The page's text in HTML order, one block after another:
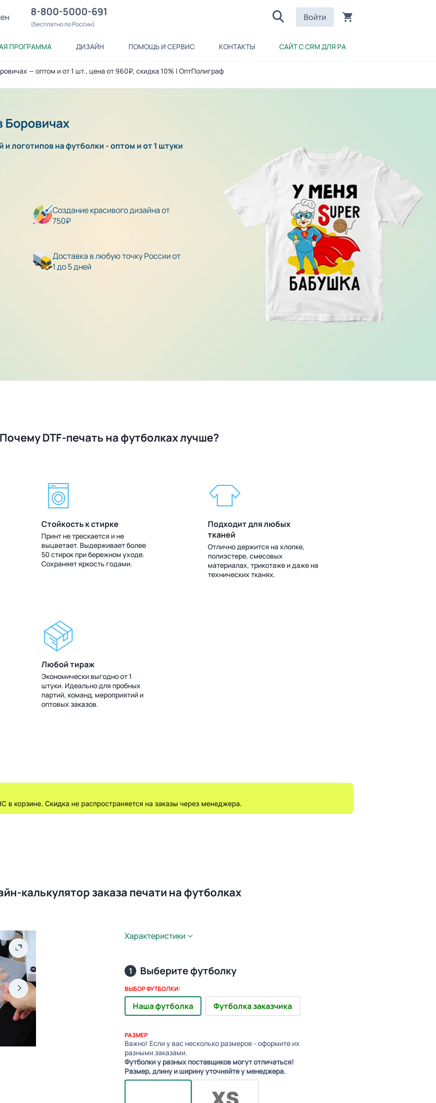
8-800-5000-691
(бесплатно по России)
Войти
ПРОГРАММА ДИЗАЙН ПОМОЩЬ И СЕРВИС КОНТАКТЫ САЙТ С CRM ДЛЯ РА
— оптом и от 1 шт., цена от 960₽, скидка 10% | ОптПолиграф
Боровичах
логотипов на футболки - оптом и от 1 штуки
Создание красивого дизайна от
750₽
Доставка в любую точку России от
1 до 5 дней
DTF-печать на футболках лучше?
Стойкость к стирке
Принт не трескается и не
выцветает. Выдерживает более
50 стирок при бережном уходе.
Сохраняет яркость годами.
Подходит для любых
тканей
Отлично держится на хлопке,
полиэстере, смесовых
материалах, трикотаже и даже на
технических тканях.
Любой тираж
Экономически выгодно от 1
штуки. Идеально для пробных
партий, команд, мероприятий и
оптовых заказов.
калькулятор заказа печати на футболках
Характеристики
1 Выберите футболку
ВЫБОР ФУТБОЛКИ:
Наша футболка Футболка заказчика
РАЗМЕР
Важно! Если у вас несколько размеров - оформите их
разными заказами.
Футболки у разных поставщиков могут отличаться!
Размер, длину и ширину уточняйте у менеджера.